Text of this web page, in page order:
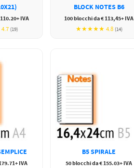
IVA
(19)
BLOCK NOTES B6
100 blocchi da € 113,45+ IVA
★★★★★ 4.8 (14)
IVA
B5 SPIRALE
50 blocchi da € 155.03+ IVA